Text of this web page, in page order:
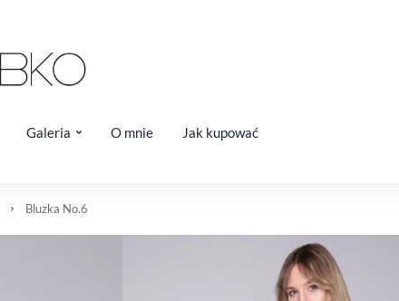
Galeria O mnie Jak kupować
Bluzka No.6